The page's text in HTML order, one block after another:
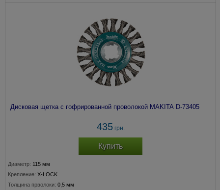
Дисковая щетка с гофрированной проволокой MAKITA D-73405
435грн.
Купить
Диаметр: 115 мм
Крепление: X-LOCK
Толщина прволоки: 0,5 мм